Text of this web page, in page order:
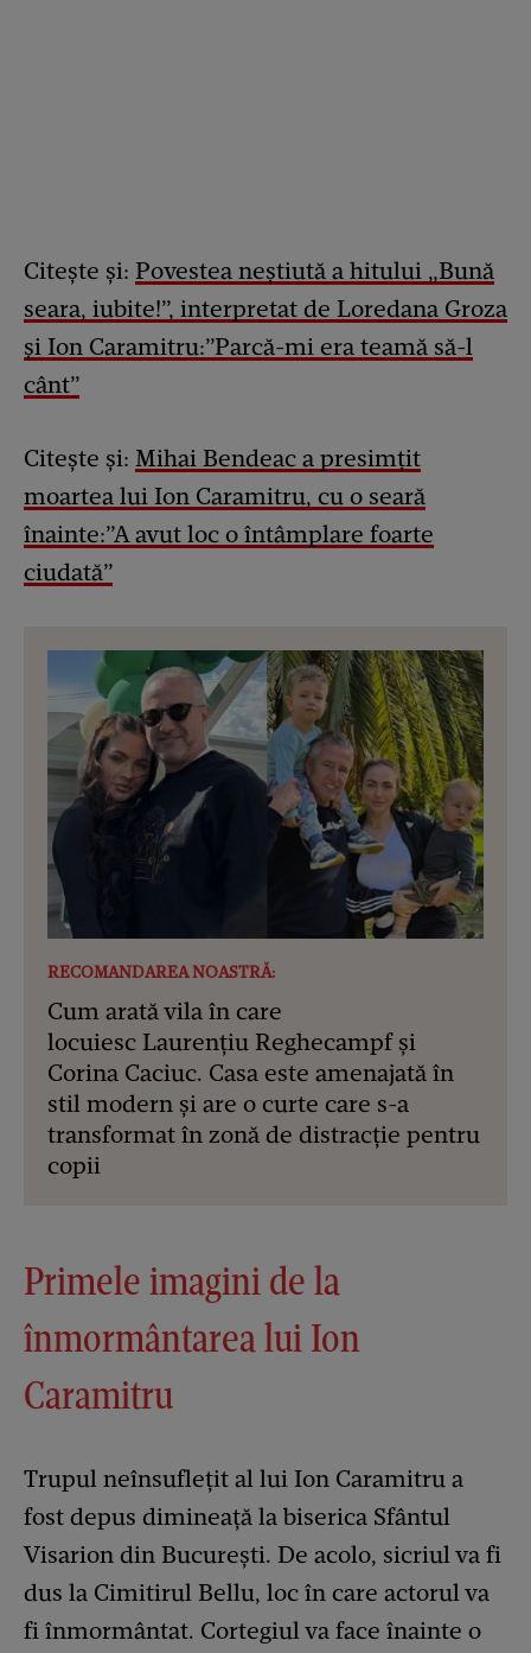
Citește și: Povestea neștiută a hitului „Bună
seara, iubite!”, interpretat de Loredana Groza
și Ion Caramitru:”Parcă-mi era teamă să-l
cânt”
Citește și: Mihai Bendeac a presimțit
moartea lui Ion Caramitru, cu o seară
înainte:”A avut loc o întâmplare foarte
ciudată”
RECOMANDAREA NOASTRĂ:
Cum arată vila în care
locuiesc Laurențiu Reghecampf și
Corina Caciuc. Casa este amenajată în
stil modern și are o curte care s-a
transformat în zonă de distracție pentru
copii
Primele imagini de la
înmormântarea lui Ion
Caramitru
Trupul neînsuflețit al lui Ion Caramitru a
fost depus dimineață la biserica Sfântul
Visarion din București. De acolo, sicriul va fi
dus la Cimitirul Bellu, loc în care actorul va
fi înmormântat. Cortegiul va face înainte o